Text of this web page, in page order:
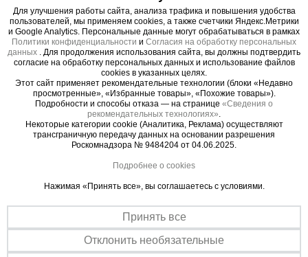
сферах строительной и складской деятельности.
Используется в качестве элемента транспортной
сети крупного склада или подъема
крупногабаритных грузов на строящийся или
ремонтируемый объект. Подъемник мачтовый
одностоечный секционный снабжен:
ограничителем грузоподъемности;
автоматическим тормозом; ловителем, концевым
выключателем; блокировкой выкатной
платформы. Возможна поставка другой
Важные преимущества –
эффективная работа
Для улучшения работы сайта, анализа трафика и повышения удобства
пользователей, мы применяем cookies, а также счетчики Яндекс.Метрики
и Google Analytics. Персональные данные могут обрабатываться в рамках
Политики конфиденциальности и Согласия на обработку персональных
данных . Для продолжения использования сайта, вы должны подтвердить
согласие на обработку персональных данных и использование файлов
cookies в указанных целях.
Этот сайт применяет рекомендательные технологии (блоки «Недавно
просмотренные», «Избранные товары», «Похожие товары»).
Подробности и способы отказа — на странице «Сведения о
рекомендательных технологиях».
Некоторые категории cookie (Аналитика, Реклама) осуществляют
трансграничную передачу данных на основании разрешения
Роскомнадзора № 9484204 от 04.06.2025.
Подробнее о cookies
Нажимая «Принять все», вы соглашаетесь с условиями.
Принять все
Отклонить необязательные